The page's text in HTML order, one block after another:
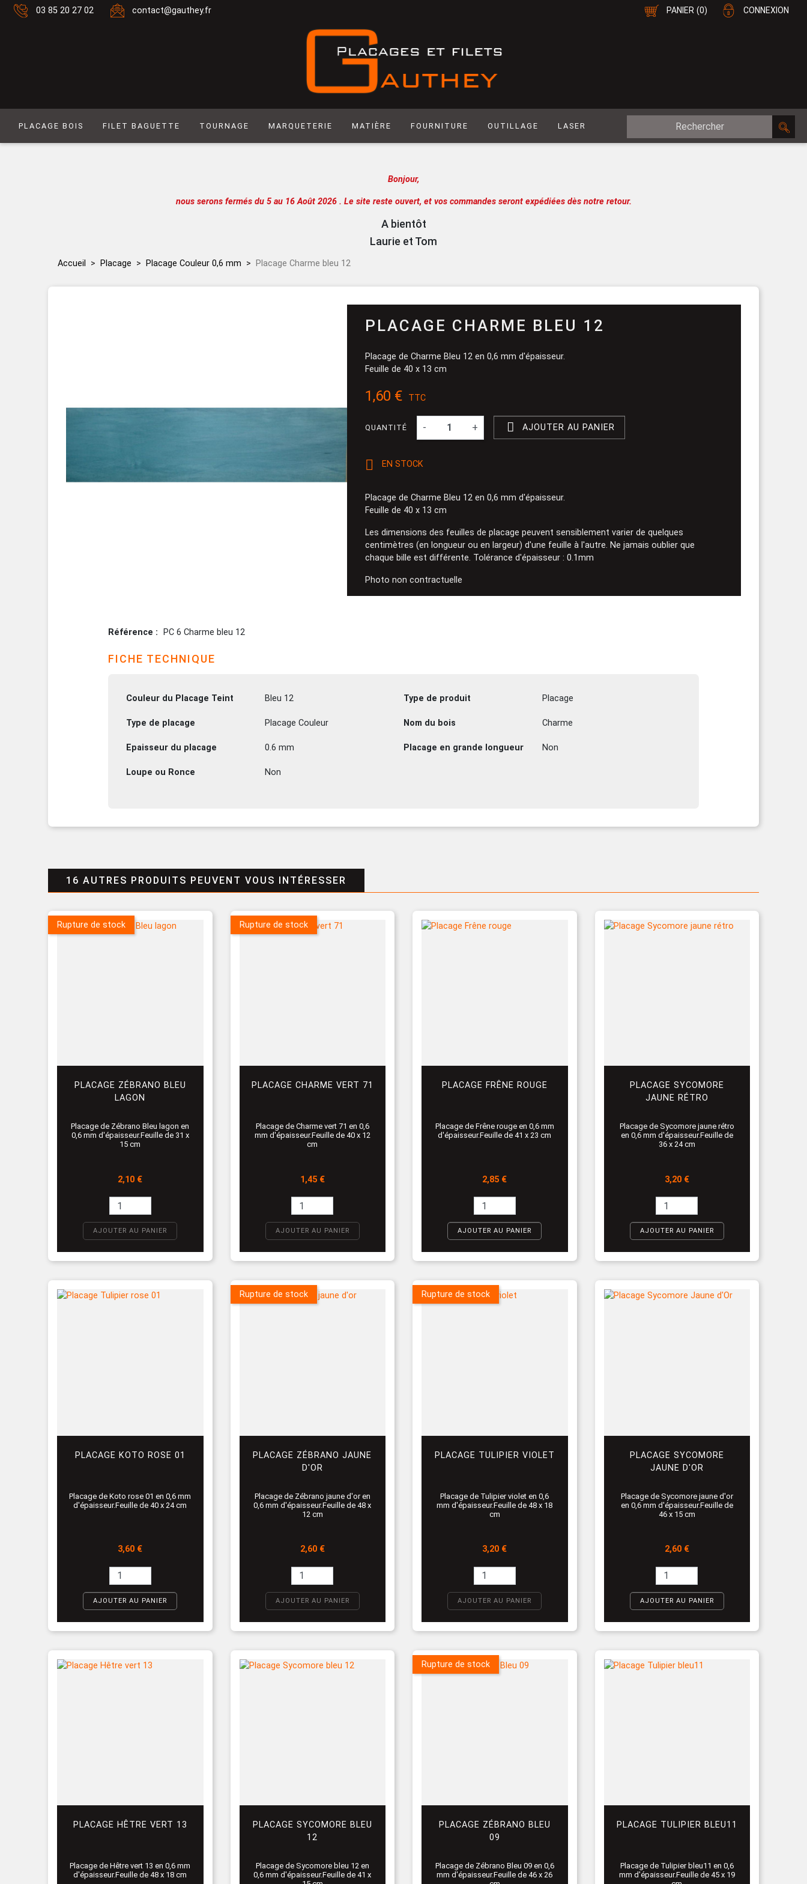
03 85 20 27 02 contact@gauthey.fr CONNEXION
PANIER (0)
PLACAGE BOIS
Lot de placages
FILET BAGUETTE TOURNAGE MARQUETERIE MATIÈRE
Laser
FOURNITURE
Colle
Produit de Finition
Panneau support
Papier
OUTILLAGE
Racloir
LASER
Placage Double-Face
Bonjour,
nous serons fermés du 5 au 16 Août 2026 . Le site reste ouvert, et vos commandes seront expédiées dès notre retour.
A bientôt
Laurie et Tom
Accueil Placage Placage Couleur 0,6 mm Placage Charme bleu 12
PLACAGE CHARME BLEU 12
Placage de Charme Bleu 12 en 0,6 mm d'épaisseur.
Feuille de 40 x 13 cm
1,60 € TTC
QUANTITÉ - +  AJOUTER AU PANIER
 EN STOCK
Placage de Charme Bleu 12 en 0,6 mm d'épaisseur.
Feuille de 40 x 13 cm
Les dimensions des feuilles de placage peuvent sensiblement varier de quelques
centimètres (en longueur ou en largeur) d'une feuille à l'autre. Ne jamais oublier que
chaque bille est différente. Tolérance d'épaisseur : 0.1mm
Photo non contractuelle
Référence PC 6 Charme bleu 12
FICHE TECHNIQUE
Couleur du Placage Teint Bleu 12 Type de produit Placage
Type de placage Placage Couleur Nom du bois Charme
Epaisseur du placage 0.6 mm Placage en grande longueur Non
Loupe ou Ronce Non
16 AUTRES PRODUITS PEUVENT VOUS INTÉRESSER
PLACAGE ZÉBRANO BLEU
LAGON
Placage de Zébrano Bleu lagon en
0,6 mm d'épaisseur.Feuille de 31 x
15 cm
Prix
2,10 €
AJOUTER AU PANIER
Rupture de stock
PLACAGE CHARME VERT 71
Placage de Charme vert 71 en 0,6
mm d'épaisseur.Feuille de 40 x 12
cm
Prix
1,45 €
AJOUTER AU PANIER
Rupture de stock
PLACAGE FRÊNE ROUGE
Placage de Frêne rouge en 0,6 mm
d'épaisseur.Feuille de 41 x 23 cm
Prix
2,85 €
AJOUTER AU PANIER
PLACAGE SYCOMORE
JAUNE RÉTRO
Placage de Sycomore jaune rétro
en 0,6 mm d'épaisseur.Feuille de
36 x 24 cm
Prix
3,20 €
AJOUTER AU PANIER
PLACAGE KOTO ROSE 01
Placage de Koto rose 01 en 0,6 mm
d'épaisseur.Feuille de 40 x 24 cm
Prix
3,60 €
AJOUTER AU PANIER
PLACAGE ZÉBRANO JAUNE
D'OR
Placage de Zébrano jaune d'or en
0,6 mm d'épaisseur.Feuille de 48 x
12 cm
Prix
2,60 €
AJOUTER AU PANIER
Rupture de stock
PLACAGE TULIPIER VIOLET
Placage de Tulipier violet en 0,6
mm d'épaisseur.Feuille de 48 x 18
cm
Prix
3,20 €
AJOUTER AU PANIER
Rupture de stock
PLACAGE SYCOMORE
JAUNE D'OR
Placage de Sycomore jaune d'or
en 0,6 mm d'épaisseur.Feuille de
46 x 15 cm
Prix
2,60 €
AJOUTER AU PANIER
PLACAGE HÊTRE VERT 13
Placage de Hêtre vert 13 en 0,6 mm
d'épaisseur.Feuille de 48 x 18 cm
PLACAGE SYCOMORE BLEU
12
Placage de Sycomore bleu 12 en
0,6 mm d'épaisseur.Feuille de 41 x
PLACAGE ZÉBRANO BLEU
09
Placage de Zébrano Bleu 09 en 0,6
mm d'épaisseur.Feuille de 46 x 26
Rupture de stock
PLACAGE TULIPIER BLEU11
Placage de Tulipier bleu11 en 0,6
mm d'épaisseur.Feuille de 45 x 19